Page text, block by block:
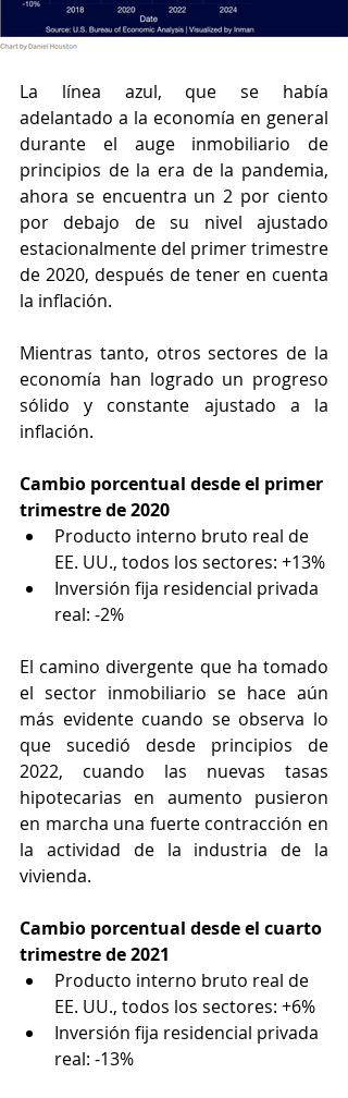
La línea azul, que se había
adelantado a la economía en general
durante el auge inmobiliario de
principios de la era de la pandemia,
ahora se encuentra un 2 por ciento
por debajo de su nivel ajustado
estacionalmente del primer trimestre
de 2020, después de tener en cuenta
la inflación.
Mientras tanto, otros sectores de la
economía han logrado un progreso
sólido y constante ajustado a la
inflación.
Cambio porcentual desde el primer
trimestre de 2020
Producto interno bruto real de
EE. UU., todos los sectores: +13%
Inversión fija residencial privada
real: -2%
El camino divergente que ha tomado
el sector inmobiliario se hace aún
más evidente cuando se observa lo
que sucedió desde principios de
2022, cuando las nuevas tasas
hipotecarias en aumento pusieron
en marcha una fuerte contracción en
la actividad de la industria de la
vivienda.
Cambio porcentual desde el cuarto
trimestre de 2021
Producto interno bruto real de
EE. UU., todos los sectores: +6%
Inversión fija residencial privada
real: -13%